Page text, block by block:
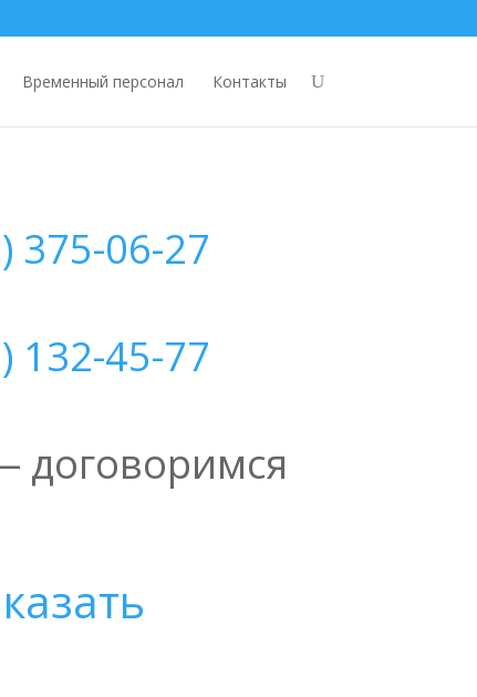
Временный персонал Контакты
375-06-27
132-45-77
договоримся